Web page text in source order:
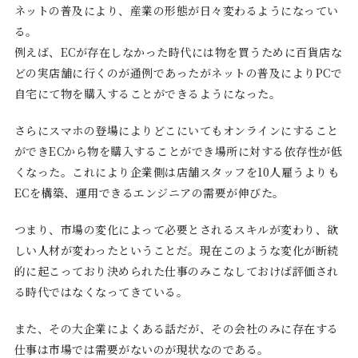
ネットの普及により、産業の形態が日々変わるようになってい
る。
例えば、ECが存在しなかった時代には物を買うために百貨店な
どの実店舗に行くのが通例であったがネットの普及によりPCで
自宅にて物を購入することができるようになった。
さらにスマホの登場によりどこにいてもオンラインにすること
ができECから物を購入することができ場所に対する依存性が低
くなった。これにより企業側は店舗スタッフを10人雇うよりも
ECを構築、運用できるエンジニアの需要が伸びた。
つまり、市場の変化によって必要とされるスキルが変わり、欲
しい人材が変わったということだ。現在このような変化が断続
的に起こっており決められた仕事のみこなしておけば評価され
る時代ではなくなってきている。
また、その大企業によくある話だが、その会社のみに存在する
仕事は市場では需要がないのが現状なのである。